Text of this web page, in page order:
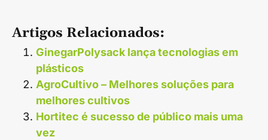
Artigos Relacionados:
GinegarPolysack lança tecnologias em
plásticos
AgroCultivo – Melhores soluções para
melhores cultivos
Hortitec é sucesso de público mais uma
vez